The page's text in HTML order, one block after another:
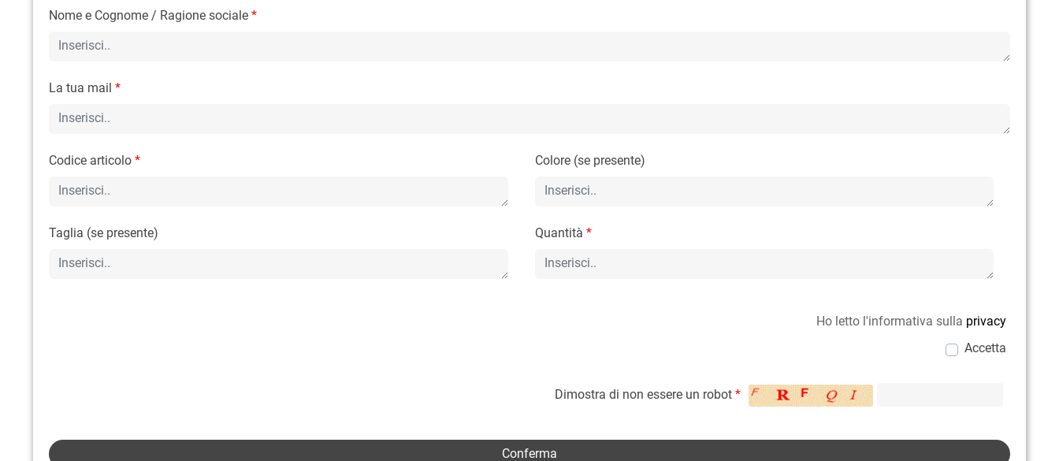
Nome e Cognome / Ragione sociale *
La tua mail *
Codice articolo * Colore (se presente)
Taglia (se presente) Quantità *
Ho letto l'informativa sulla privacy
Accetta
Dimostra di non essere un robot *